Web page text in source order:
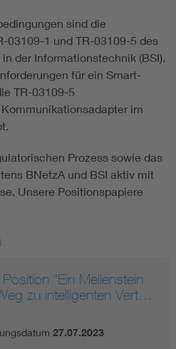
sind die
03109-1 und TR-03109-5 des
der Informationstechnik (BSI).
für ein Smart-
TR-03109-5
im
Prozess sowie das
BNetzA und BSI aktiv mit
Unsere Positionspapiere
"Ein Meilenstein
zu intelligenten Vert…
27.07.2023